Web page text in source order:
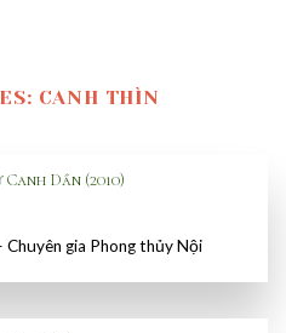
CANH THÌN
Dần (2010)
gia Phong thủy Nội